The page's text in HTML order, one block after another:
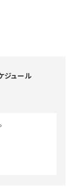
ジュール